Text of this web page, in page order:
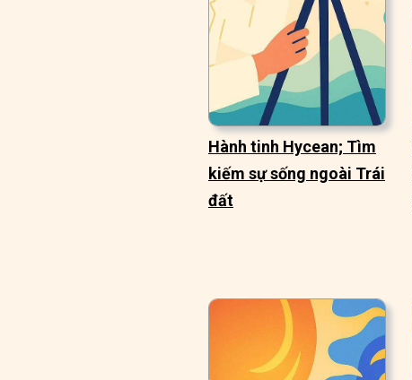
Hành tinh Hycean; Tìm
kiếm sự sống ngoài Trái
đất